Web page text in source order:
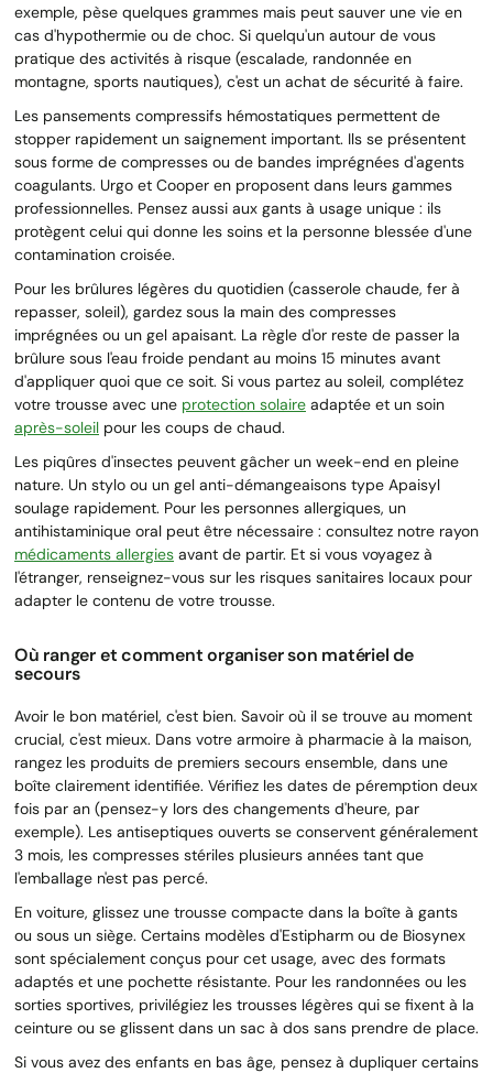
exemple, pèse quelques grammes mais peut sauver une vie en
cas d'hypothermie ou de choc. Si quelqu'un autour de vous
pratique des activités à risque (escalade, randonnée en
montagne, sports nautiques), c'est un achat de sécurité à faire.
Les pansements compressifs hémostatiques permettent de
stopper rapidement un saignement important. Ils se présentent
sous forme de compresses ou de bandes imprégnées d'agents
coagulants. Urgo et Cooper en proposent dans leurs gammes
professionnelles. Pensez aussi aux gants à usage unique : ils
protègent celui qui donne les soins et la personne blessée d'une
contamination croisée.
Pour les brûlures légères du quotidien (casserole chaude, fer à
repasser, soleil), gardez sous la main des compresses
imprégnées ou un gel apaisant. La règle d'or reste de passer la
brûlure sous l'eau froide pendant au moins 15 minutes avant
d'appliquer quoi que ce soit. Si vous partez au soleil, complétez
votre trousse avec une protection solaire adaptée et un soin
après-soleil pour les coups de chaud.
Les piqûres d'insectes peuvent gâcher un week-end en pleine
nature. Un stylo ou un gel anti-démangeaisons type Apaisyl
soulage rapidement. Pour les personnes allergiques, un
antihistaminique oral peut être nécessaire : consultez notre rayon
médicaments allergies avant de partir. Et si vous voyagez à
l'étranger, renseignez-vous sur les risques sanitaires locaux pour
adapter le contenu de votre trousse.
Où ranger et comment organiser son matériel de
secours
Avoir le bon matériel, c'est bien. Savoir où il se trouve au moment
crucial, c'est mieux. Dans votre armoire à pharmacie à la maison,
rangez les produits de premiers secours ensemble, dans une
boîte clairement identifiée. Vérifiez les dates de péremption deux
fois par an (pensez-y lors des changements d'heure, par
exemple). Les antiseptiques ouverts se conservent généralement
3 mois, les compresses stériles plusieurs années tant que
l'emballage n'est pas percé.
En voiture, glissez une trousse compacte dans la boîte à gants
ou sous un siège. Certains modèles d'Estipharm ou de Biosynex
sont spécialement conçus pour cet usage, avec des formats
adaptés et une pochette résistante. Pour les randonnées ou les
sorties sportives, privilégiez les trousses légères qui se fixent à la
ceinture ou se glissent dans un sac à dos sans prendre de place.
Si vous avez des enfants en bas âge, pensez à dupliquer certains